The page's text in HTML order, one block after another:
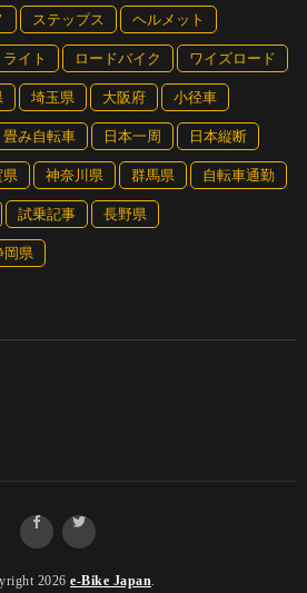
ステップス ヘルメット
ライト ロードバイク ワイズロード
埼玉県 大阪府 小径車
畳み自転車 日本一周 日本縦断
県 神奈川県 群馬県 自転車通勤
試乗記事 長野県
岡県
2026 e-Bike Japan.